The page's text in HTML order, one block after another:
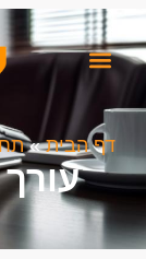
דף הבית»
עורך